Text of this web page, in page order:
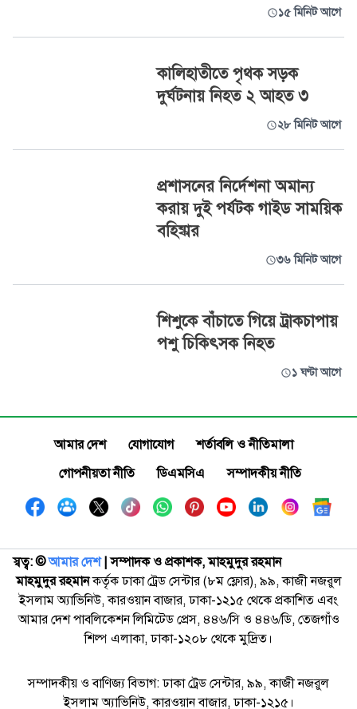
১৫ মিনিট আগে
কালিহাতীতে পৃথক সড়ক
দুর্ঘটনায় নিহত ২ আহত ৩
২৮ মিনিট আগে
প্রশাসনের নির্দেশনা অমান্য
করায় দুই পর্যটক গাইড সাময়িক
বহিষ্কার
৩৬ মিনিট আগে
শিশুকে বাঁচাতে গিয়ে ট্রাকচাপায়
পশু চিকিৎসক নিহত
১ ঘণ্টা আগে
আমার দেশ যোগাযোগ
শর্তাবলি ও নীতিমালা
গোপনীয়তা নীতি
ডিএমসিএ সম্পাদকীয় নীতি
স্বত্ব: ©️আমার দেশ| সম্পাদক ও প্রকাশক, মাহমুদুর রহমান
মাহমুদুর রহমানকর্তৃক ঢাকা ট্রেড সেন্টার (৮ম ফ্লোর), ৯৯, কাজী নজরুল
ইসলাম অ্যাভিনিউ, কারওয়ান বাজার, ঢাকা-১২১৫ থেকে প্রকাশিত এবং
আমার দেশ পাবলিকেশন লিমিটেড প্রেস, ৪৪৬/সি ও ৪৪৬/ডি, তেজগাঁও
শিল্প এলাকা, ঢাকা-১২০৮ থেকে মুদ্রিত।
সম্পাদকীয় ও বাণিজ্য বিভাগ: ঢাকা ট্রেড সেন্টার, ৯৯, কাজী নজরুল
ইসলাম অ্যাভিনিউ, কারওয়ান বাজার, ঢাকা-১২১৫।